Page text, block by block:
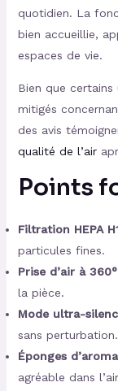
quotidien. La
bien accueillie,
espaces de vie.
Bien que
mitigés
des avis
qualité de l’air
Points
Filtration HEPA
particules fines.
Prise d’air à 360°
la pièce.
Mode ultra-
sans perturbation.
Éponges
agréable dans